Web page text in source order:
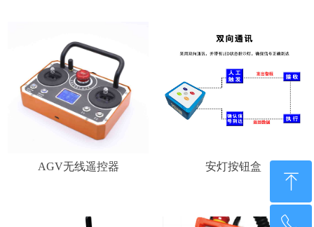
AGV无线遥控器 安灯按钮盒
ꁸ
回到顶部